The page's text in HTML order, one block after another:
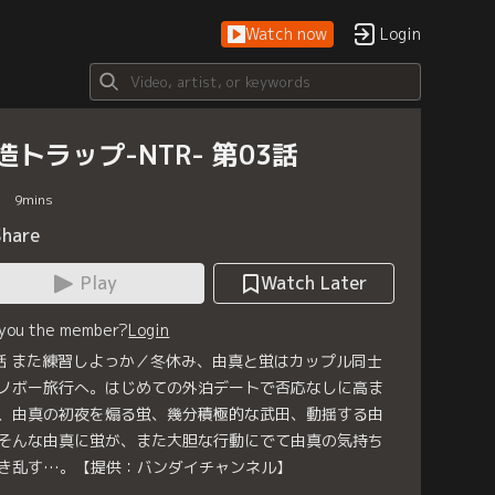
Watch now Login
トラップ-NTR- 第03話
9mins
Play
Watch Later
the member?Login
また練習しよっか／冬休み、由真と蛍はカップル同士
ボー旅行へ。はじめての外泊デートで否応なしに高ま
由真の初夜を煽る蛍、幾分積極的な武田、動揺する由
んな由真に蛍が、また大胆な行動にでて由真の気持ち
乱す…。【提供：バンダイチャンネル】